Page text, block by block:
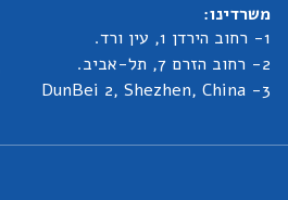
משרדינו:
1- רחוב הירדן 1, עין ורד.
2- רחוב הזרם 7, תל-אביב.
3- DunBei 2, Shezhen, China